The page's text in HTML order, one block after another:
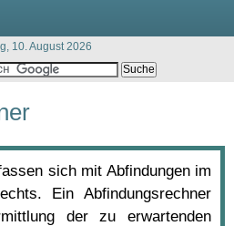
10. August 2026
sich mit Abfindungen im
Ein Abfindungsrechner
der zu erwartenden